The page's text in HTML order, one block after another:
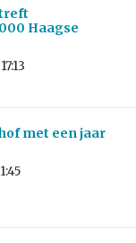
Haagse
17:13
met een jaar